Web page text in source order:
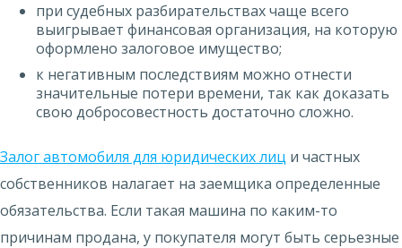
при судебных разбирательствах чаще всего
выигрывает финансовая организация, на которую
оформлено залоговое имущество;
к негативным последствиям можно отнести
значительные потери времени, так как доказать
свою добросовестность достаточно сложно.
Залог автомобиля для юридических лиц и частных
собственников налагает на заемщика определенные
обязательства. Если такая машина по каким-то
причинам продана, у покупателя могут быть серьезные